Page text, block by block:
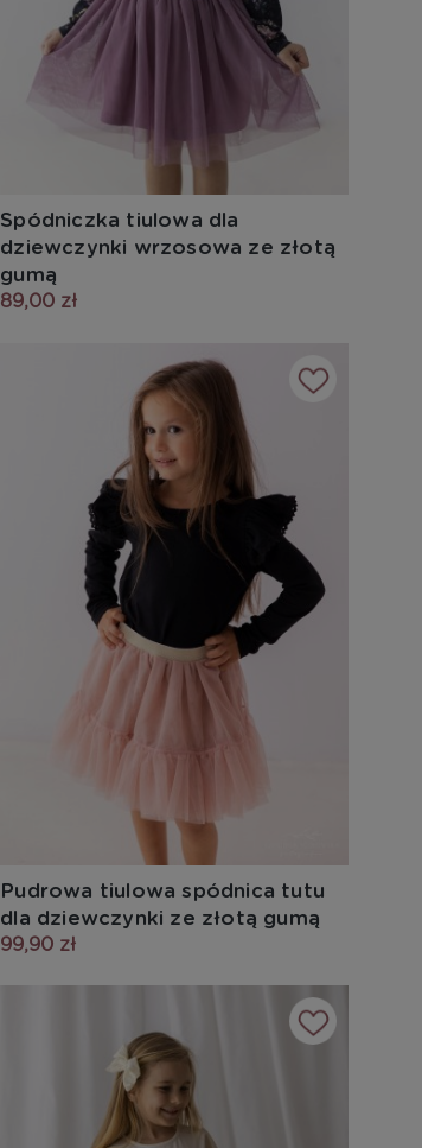
Spódniczka tiulowa dla
dziewczynki wrzosowa ze złotą
gumą
89,00 zł
Pudrowa tiulowa spódnica tutu
dla dziewczynki ze złotą gumą
99,90 zł